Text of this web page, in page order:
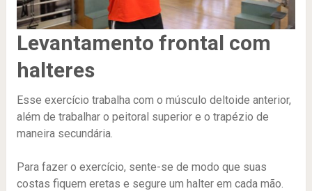
Levantamento frontal com
halteres
Esse exercício trabalha com o músculo deltoide anterior,
além de trabalhar o peitoral superior e o trapézio de
maneira secundária.
Para fazer o exercício, sente-se de modo que suas
costas fiquem eretas e segure um halter em cada mão.